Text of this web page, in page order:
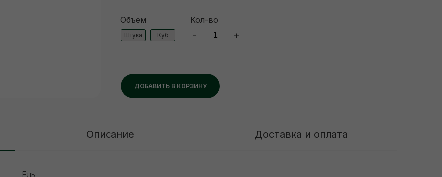
Объем
ДОБАВИТЬ В КОРЗИНУ
Штука Куб
Кол-во
- +
Описание Доставка и оплата
Ель